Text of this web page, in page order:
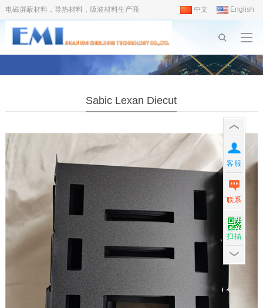
电磁屏蔽材料，导热材料，吸波材料生产商 中文 English
Sabic Lexan Diecut
客服
联系
扫描